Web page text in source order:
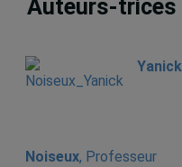
Auteurs-trices
Yanick
Noiseux, Professeur